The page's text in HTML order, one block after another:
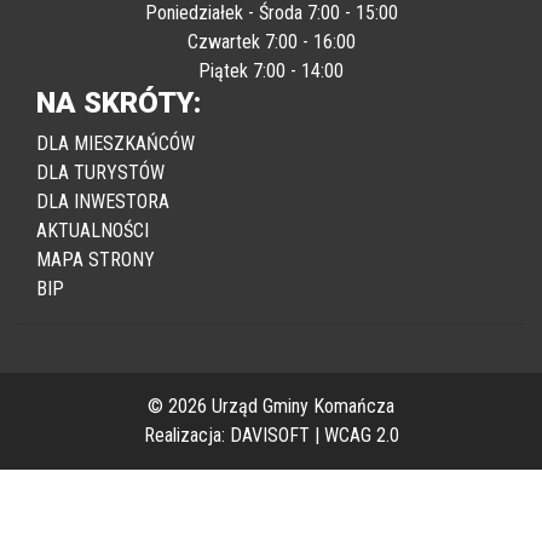
Poniedziałek - Środa 7:00 - 15:00
Czwartek 7:00 - 16:00
Piątek 7:00 - 14:00
NA SKRÓTY:
DLA MIESZKAŃCÓW
DLA TURYSTÓW
DLA INWESTORA
AKTUALNOŚCI
MAPA STRONY
BIP
© 2026 Urząd Gminy Komańcza
Realizacja: DAVISOFT WCAG 2.0